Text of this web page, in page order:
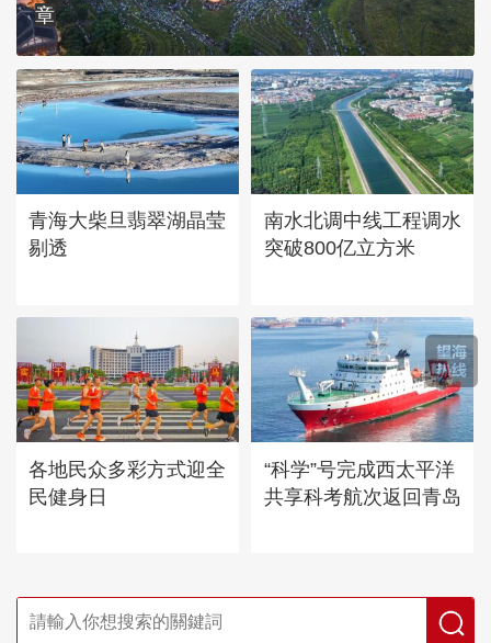
章
青海大柴旦翡翠湖晶莹
剔透
南水北调中线工程调水
突破800亿立方米
各地民众多彩方式迎全
民健身日
“科学”号完成西太平洋
共享科考航次返回青岛